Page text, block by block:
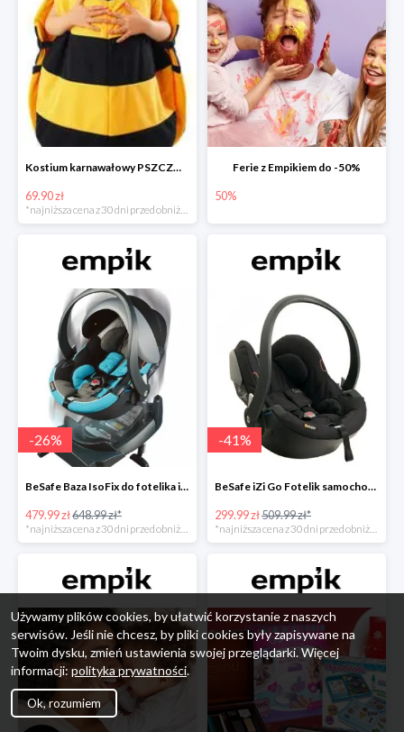
Kostium karnawałowy PSZCZÓŁKA
69.90 zł
Ferie z Empikiem do -50%
50%
-26%
BeSafe Baza IsoFix do fotelika iZi Go -26%
479.99 zł648.99 zł*
*najniższa cena z 30 dni przed obniżką
-41%
BeSafe iZi Go Fotelik samochodowy, 0-13 kg, Czarny Cab -41%
299.99 zł509.99 zł*
*najniższa cena z 30 dni przed obniżką
Używamy plików cookies, by ułatwić korzystanie z naszych
serwisów. Jeśli nie chcesz, by pliki cookies były zapisywane na
Twoim dysku, zmień ustawienia swojej przeglądarki. Więcej
informacji: polityka prywatności.
Ok, rozumiem